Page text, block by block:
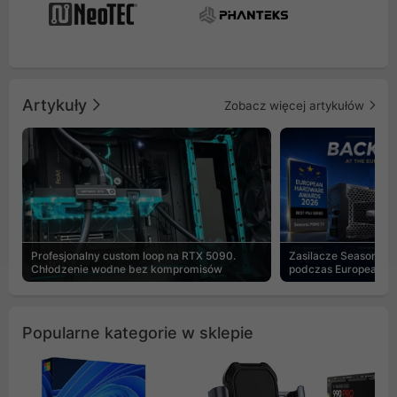
Artykuły Zobacz więcej artykułów
Profesjonalny custom loop na RTX 5090.
Chłodzenie wodne bez kompromisów
Zasilacze Seasonic
podczas European
Popularne kategorie w sklepie